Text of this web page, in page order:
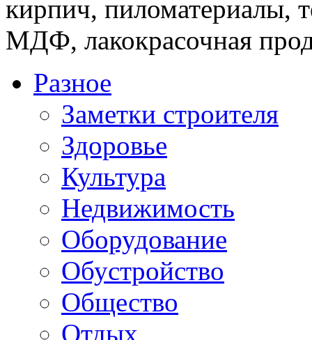
кирпич, пиломатериалы,
МДФ, лакокрасочная
Разное
Заметки строителя
Здоровье
Культура
Недвижимость
Оборудование
Обустройство
Общество
Отдых